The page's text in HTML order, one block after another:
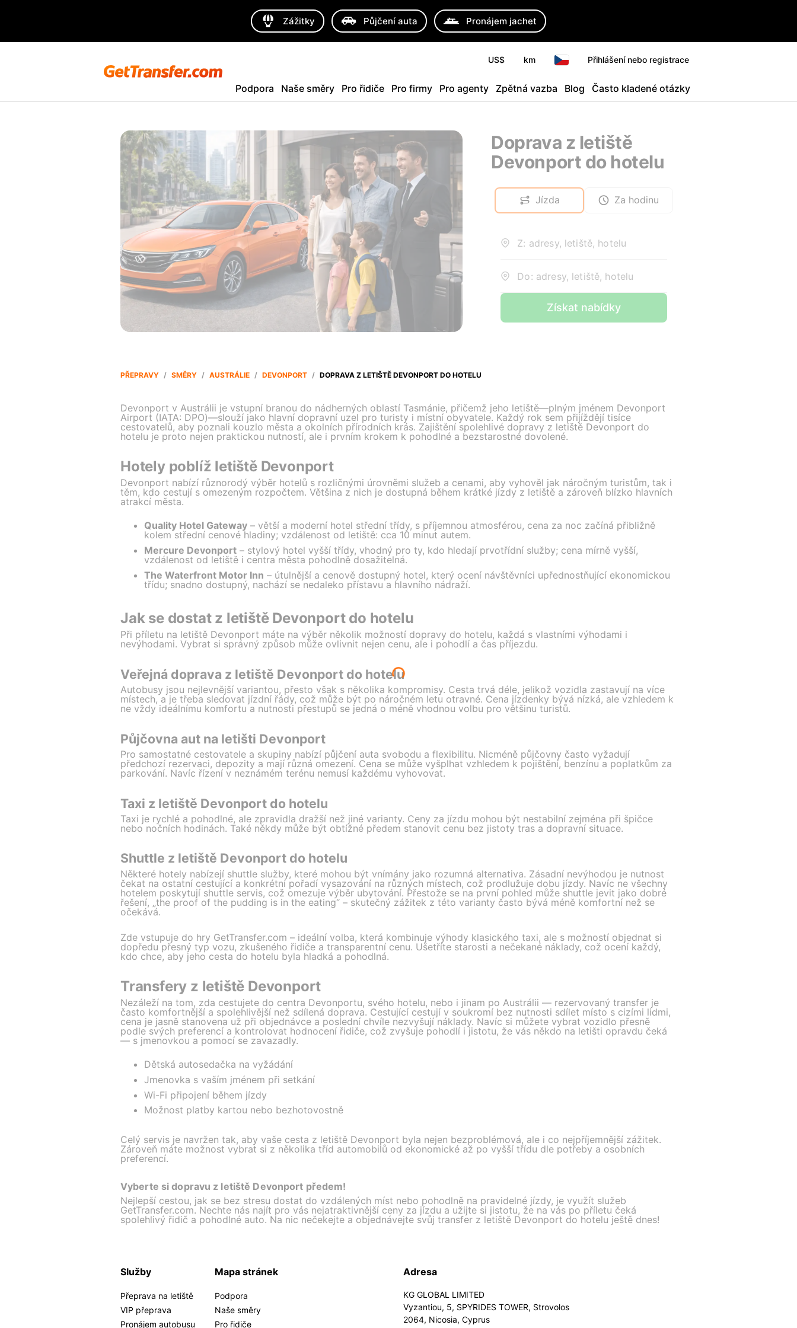
Zážitky Půjčení auta Pronájem jachet
US$ km Přihlášení nebo registrace
Podpora Naše směry Pro řidiče Pro firmy Pro agenty Zpětná vazba Blog Často kladené otázky
Doprava z letiště
Devonport do hotelu
Jízda Za hodinu
Z: adresy, letiště, hotelu
Do: adresy, letiště, hotelu
Získat nabídky
PŘEPRAVY / SMĚRY / AUSTRÁLIE / DEVONPORT / DOPRAVA Z LETIŠTĚ DEVONPORT DO HOTELU
Devonport v Austrálii je vstupní branou do nádherných oblastí Tasmánie, přičemž jeho letiště—plným jménem Devonport
Airport (IATA: DPO)—slouží jako hlavní dopravní uzel pro turisty i místní obyvatele. Každý rok sem přijíždějí tisíce
cestovatelů, aby poznali kouzlo města a okolních přírodních krás. Zajištění spolehlivé dopravy z letiště Devonport do
hotelu je proto nejen praktickou nutností, ale i prvním krokem k pohodlné a bezstarostné dovolené.
Hotely poblíž letiště Devonport
Devonport nabízí různorodý výběr hotelů s rozličnými úrovněmi služeb a cenami, aby vyhověl jak náročným turistům, tak i
těm, kdo cestují s omezeným rozpočtem. Většina z nich je dostupná během krátké jízdy z letiště a zároveň blízko hlavních
atrakcí města.
Quality Hotel Gateway – větší a moderní hotel střední třídy, s příjemnou atmosférou, cena za noc začíná přibližně
kolem střední cenové hladiny; vzdálenost od letiště: cca 10 minut autem.
Mercure Devonport – stylový hotel vyšší třídy, vhodný pro ty, kdo hledají prvotřídní služby; cena mírně vyšší,
vzdálenost od letiště i centra města pohodlně dosažitelná.
The Waterfront Motor Inn – útulnější a cenově dostupný hotel, který ocení návštěvníci upřednostňující ekonomickou
třídu; snadno dostupný, nachází se nedaleko přístavu a hlavního nádraží.
Jak se dostat z letiště Devonport do hotelu
Při příletu na letiště Devonport máte na výběr několik možností dopravy do hotelu, každá s vlastními výhodami i
nevýhodami. Vybrat si správný způsob může ovlivnit nejen cenu, ale i pohodlí a čas příjezdu.
Veřejná doprava z letiště Devonport do hotelu
Autobusy jsou nejlevnější variantou, přesto však s několika kompromisy. Cesta trvá déle, jelikož vozidla zastavují na více
místech, a je třeba sledovat jízdní řády, což může být po náročném letu otravné. Cena jízdenky bývá nízká, ale vzhledem k
ne vždy ideálnímu komfortu a nutnosti přestupů se jedná o méně vhodnou volbu pro většinu turistů.
Půjčovna aut na letišti Devonport
Pro samostatné cestovatele a skupiny nabízí půjčení auta svobodu a flexibilitu. Nicméně půjčovny často vyžadují
předchozí rezervaci, depozity a mají různá omezení. Cena se může vyšplhat vzhledem k pojištění, benzínu a poplatkům za
parkování. Navíc řízení v neznámém terénu nemusí každému vyhovovat.
Taxi z letiště Devonport do hotelu
Taxi je rychlé a pohodlné, ale zpravidla dražší než jiné varianty. Ceny za jízdu mohou být nestabilní zejména při špičce
nebo nočních hodinách. Také někdy může být obtížné předem stanovit cenu bez jistoty tras a dopravní situace.
Shuttle z letiště Devonport do hotelu
Některé hotely nabízejí shuttle služby, které mohou být vnímány jako rozumná alternativa. Zásadní nevýhodou je nutnost
čekat na ostatní cestující a konkrétní pořadí vysazování na různých místech, což prodlužuje dobu jízdy. Navíc ne všechny
hotelem poskytují shuttle servis, což omezuje výběr ubytování. Přestože se na první pohled může shuttle jevit jako dobré
řešení, „the proof of the pudding is in the eating“ – skutečný zážitek z této varianty často bývá méně komfortní než se
očekává.
Zde vstupuje do hry GetTransfer.com – ideální volba, která kombinuje výhody klasického taxi, ale s možností objednat si
dopředu přesný typ vozu, zkušeného řidiče a transparentní cenu. Ušetříte starosti a nečekané náklady, což ocení každý,
kdo chce, aby jeho cesta do hotelu byla hladká a pohodlná.
Transfery z letiště Devonport
Nezáleží na tom, zda cestujete do centra Devonportu, svého hotelu, nebo i jinam po Austrálii — rezervovaný transfer je
často komfortnější a spolehlivější než sdílená doprava. Cestující cestují v soukromí bez nutnosti sdílet místo s cizími lidmi,
cena je jasně stanovena už při objednávce a poslední chvíle nezvyšují náklady. Navíc si můžete vybrat vozidlo přesně
podle svých preferencí a kontrolovat hodnocení řidiče, což zvyšuje pohodlí i jistotu, že vás někdo na letišti opravdu čeká
— s jmenovkou a pomocí se zavazadly.
Dětská autosedačka na vyžádání
Jmenovka s vaším jménem při setkání
Wi-Fi připojení během jízdy
Možnost platby kartou nebo bezhotovostně
Celý servis je navržen tak, aby vaše cesta z letiště Devonport byla nejen bezproblémová, ale i co nejpříjemnější zážitek.
Zároveň máte možnost vybrat si z několika tříd automobilů od ekonomické až po vyšší třídu dle potřeby a osobních
preferencí.
Vyberte si dopravu z letiště Devonport předem!
Nejlepší cestou, jak se bez stresu dostat do vzdálených míst nebo pohodlně na pravidelné jízdy, je využít služeb
GetTransfer.com. Nechte nás najít pro vás nejatraktivnější ceny za jízdu a užijte si jistotu, že na vás po příletu čeká
spolehlivý řidič a pohodlné auto. Na nic nečekejte a objednávejte svůj transfer z letiště Devonport do hotelu ještě dnes!
Služby
Přeprava na letiště
VIP přeprava
Pronájem autobusu
Mapa stránek
Podpora
Naše směry
Pro řidiče
Adresa
KG GLOBAL LIMITED
Vyzantiou, 5, SPYRIDES TOWER, Strovolos
2064, Nicosia, Cyprus